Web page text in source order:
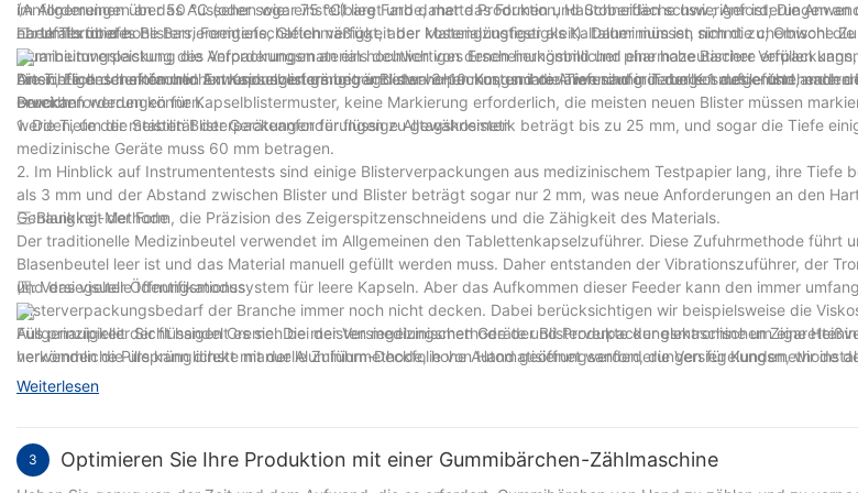
(Anforderungen an das Aussehen wie: einstellbare Farbe, matte Produktion, Hautoberfläche usw.; Anforderungen an
harte Textur des Blisters, Formtiefe, Gleichmäßigkeit der Materialzugfestigkeit). Daher müssen sich die chemische
Verarbeitungsleistung des Verpackungsmaterials deutlich von denen herkömmlicher pharmazeutischer
Arten, Eigenschaften und Anwendungen gängiger Blisterverpackungsmaterialien sind in Tabelle 1 aufgeführt, nach
erworben werden können.
im Allgemeinen über 50 °C (oder sogar 75 °C) liegt und daher das Formen und Schneiden schwieriger ist; Die
ebenfalls über hohe Barriereeigenschaften verfügt, aber kostengünstiger als Kaltaluminium ist, nimmt zu; Obwohl
Aluminiumverpackung die Anforderungen an ein hochwertiges Erscheinungsbild und eine hohe Barriere erfüllen
hinsichtlich der einfachen Extrusionsverformung und der hohen Kosten ihre Anwendung in der Kosmetik- und
Druckanforderungen für Kapselblistermuster, keine Markierung erforderlich, die meisten neuen Blister müssen
werden, um die Stabilität der Geräteanforderungen zu gewährleisten
二: Umformtiefe
Die Tiefe des herkömmlichen Kapselblisters beträgt etwa 3–10 mm, und die Tiefenanforderungen des entstehenden
Bereich
1. Die Tiefe der meisten Blisterpackungen für flüssige Alltagskosmetik beträgt bis zu 25 mm, und sogar die Tiefe
medizinische Geräte muss 60 mm betragen.
2. Im Hinblick auf Instrumententests sind einige Blisterverpackungen aus medizinischem Testpapier lang, ihre Tiefe
als 3 mm und der Abstand zwischen Blister und Blister beträgt sogar nur 2 mm, was neue Anforderungen an den
Genauigkeit der Form, die Präzision des Zeigerspitzenschneidens und die Zähigkeit des Materials.
三:Blanking-Methode
Der traditionelle Medizinbeutel verwendet im Allgemeinen den Tablettenkapselzuführer. Diese Zufuhrmethode führt
Blasenbeutel leer ist und das Material manuell gefüllt werden muss. Daher entstanden der Vibrationszuführer, der
und das visuelle Identifikationssystem für leere Kapseln. Aber das Aufkommen dieser Feeder kann den immer
Blisterverpackungsbedarf der Branche immer noch nicht decken. Dabei berücksichtigen wir beispielsweise die
Füllgenauigkeit der flüssigen Creme. Die meisten medizinischen Geräte und Produkte der elektronischen
verwenden die ursprünglichste manuelle Zuführmethode, hohe Automatisierungsanforderungen für Kunden, wir
Spinnenhände entsprechend der tatsächlichen Situation des Produkts
四: Versiegelter Öffnungsmodus
Aus prinzipieller Sicht handelt es sich bei der Versiegelungsmethode der Blisterverpackungsmaschine um eine
herkömmliche Pille kann direkt mit der Aluminium-Deckfolie von Hand geöffnet werden, die Versiegelungsmethode
die Blisterindustrie erfordert nicht nur eine Firma Siegel, aber auch schön zerrissen; Einige Blisteröffnungsmodi
gestellt.
Weiterlesen
3 Optimieren Sie Ihre Produktion mit einer Gummibärchen-Zählmaschine